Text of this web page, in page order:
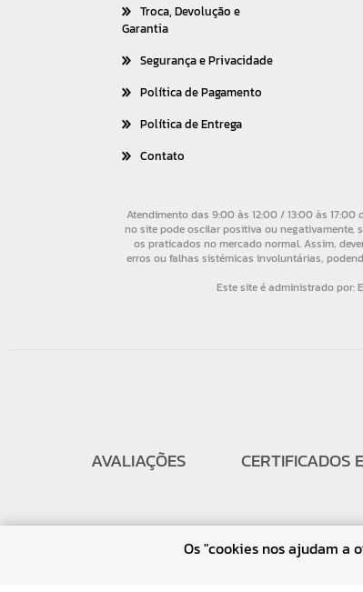
Troca, Devolução e
Garantia
Segurança e Privacidade
Política de Pagamento
Política de Entrega
Contato
AVALIAÇÕES CERTIFICADOS
Os "cookies nos ajudam a